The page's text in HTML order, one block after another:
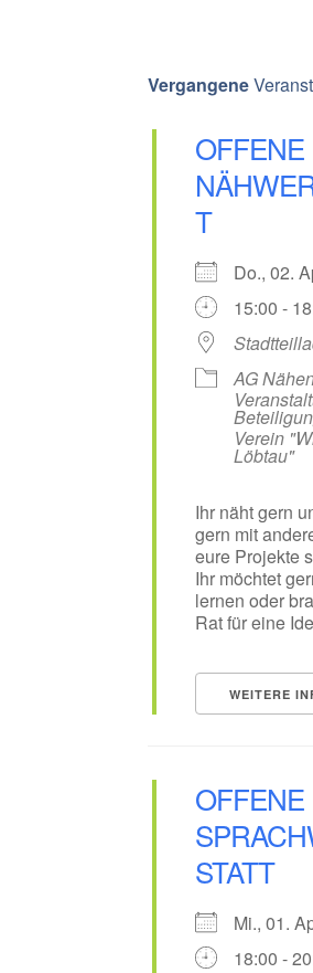
Vergangene
OFFENE
T
Do., 02.
15:00 -
AG
Verein
Löbtau"
Ihr näht gern
gern mit
eure Projekte
Ihr möchtet
lernen oder
Rat für eine
WEITERE
OFFENE
STATT
Mi., 01.
18:00 -